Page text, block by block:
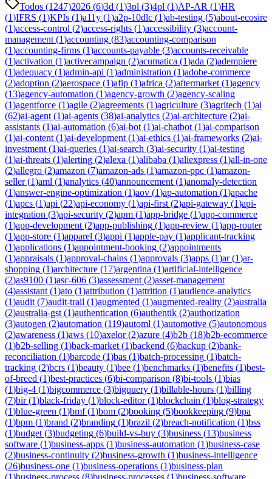
Todos (1247)2026 (6)3d (1)3pl (3)4pl (1)AP-AR (1)HR
(1)IFRS (1)KPIs (1)a11y (1)a2p-10dlc (1)ab-testing (5)about-ecosire
(1)access-control (2)access-rights (1)accessibility (3)account-
management (1)accounting (83)accounting-comparison
(1)accounting-firms (1)accounts-payable (3)accounts-receivable
(1)activation (1)activecampaign (2)acumatica (1)ada (2)adempiere
(1)adequacy (1)admin-api (1)administration (1)adobe-commerce
(2)adoption (2)aerospace (1)afip (1)africa (2)aftermarket (1)agency
(13)agency-automation (1)agency-growth (2)agency-scaling
(1)agentforce (1)agile (2)agreements (1)agriculture (3)agritech (1)ai
(62)ai-agent (1)ai-agents (38)ai-analytics (2)ai-architecture (2)ai-
assistants (1)ai-automation (6)ai-bot (1)ai-chatbot (1)ai-comparison
(1)ai-content (1)ai-development (1)ai-ethics (1)ai-frameworks (2)ai-
investment (1)ai-queries (1)ai-search (3)ai-security (1)ai-testing
(1)ai-threats (1)alerting (2)alexa (1)alibaba (1)aliexpress (1)all-in-one
(2)allegro (2)amazon (7)amazon-ads (1)amazon-ppc (1)amazon-
seller(1)aml (1)analytics (40)announcement (1)anomaly-detection
(1)answer-engine-optimization (1)aov (1)ap-automation (1)apache
(1)apcs (1)api (22)api-economy (1)api-first (2)api-gateway (1)api-
integration (3)api-security (2)apm (1)app-bridge (1)app-commerce
(1)app-development (2)app-publishing (1)app-review (1)app-router
(1)app-store (1)apparel (3)appi (1)apple-pay (1)applicant-tracking
(1)applications (1)appointment-booking (2)appointments
(1)appraisals (1)approval-chains (1)approvals (3)apps (1)ar(1)ar-
shopping (1)architecture (17)argentina (1)artificial-intelligence
(2)as9100 (1)asc-606 (3)assessment (2)asset-management
(4)assistant (1)ato (1)attribution (1)attrition (1)audience-analytics
(1)audit (7)audit-trail (1)augmented (1)augmented-reality (2)australia
(2)australia-gst (1)authentication (6)authentik (2)authorization
(3)autogen (2)automation (119)automl (1)automotive (5)autonomous
(2)awareness (1)aws (10)axelor(2)azure (4)b2b (18)b2b-ecommerce
(1)b2b-selling (1)back-market (1)backend (6)backup (2)bank-
reconciliation (1)barcode (1)bas (1)batch-processing (1)batch-
tracking (2)bcrs (1)beauty (1)bee (1)benchmarks (1)benefits (1)best-
of-breed (1)best-practices (6)bi-comparison (8)bi-tools (1)bias
(1)big-4 (1)bigcommerce (3)bigquery (1)billable-hours (1)billing
(7)bir(1)black-friday (1)block-editor(1)blockchain (1)blog-strategy
(1)blue-green (1)bmf(1)bom (2)booking (5)bookkeeping (9)bpa
(1)bpm (1)brand (2)branding (1)brazil (2)breach-notification (1)bss
(1)budget (3)budgeting (6)build-vs-buy (3)business (13)business
software (1)business-apps (1)business-automation (1)business-case
(2)business-continuity (2)business-growth (1)business-intelligence
(26)business-one (1)business-operations (1)business-plan
(1)business-process (8)business-processes (1)business-software